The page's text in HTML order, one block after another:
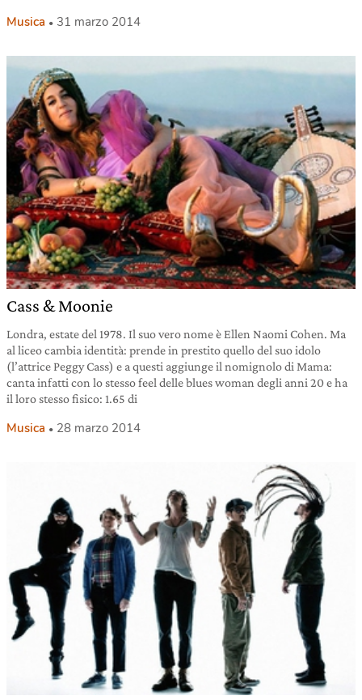
Musica 31 marzo 2014
Cass & Moonie
Londra, estate del 1978. Il suo vero nome è Ellen Naomi Cohen. Ma
al liceo cambia identità: prende in prestito quello del suo idolo
(l’attrice Peggy Cass) e a questi aggiunge il nomignolo di Mama:
canta infatti con lo stesso feel delle blues woman degli anni 20 e ha
il loro stesso fisico: 1.65 di
Musica 28 marzo 2014